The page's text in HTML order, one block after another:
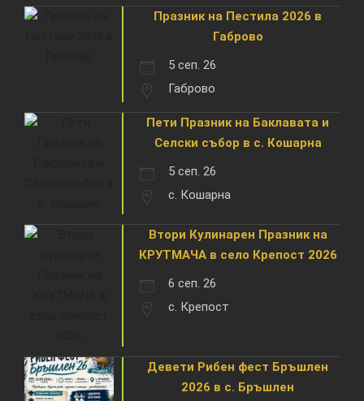
Празник на Пестила 2026 в
Габрово
5 сеп. 26
Габрово
Пети Празник на Баклавата и
Селски събор в с. Кошарна
5 сеп. 26
с. Кошарна
Втори Кулинарен Празник на
КРУТМАЧА в село Крепост 2026
6 сеп. 26
с. Крепост
Девети Рибен фест Бръшлен
2026 в с. Бръшлен